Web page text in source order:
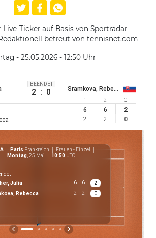
Live-Ticker auf Basis von Sportradar-
betreut von tennisnet.com
- 25.05.2026 - 12:50 Uhr
BEENDET
2 : 0 Sramkova, Rebecca
1 2 G
6 6
2
2 2 0
Paris Frankreich
Frauen - Einzel
Montag , 25 Mai 10:50 UTC
Julia
6 6
2
Rebecca
2 2 0